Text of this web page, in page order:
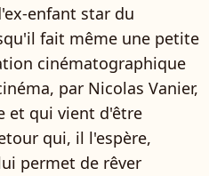
enfant star du
fait même une petite
cinématographique
par Nicolas Vanier,
et qui vient d'être
qui, il l'espère,
permet de rêver